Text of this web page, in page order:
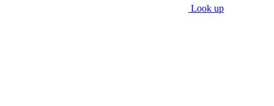
Look up